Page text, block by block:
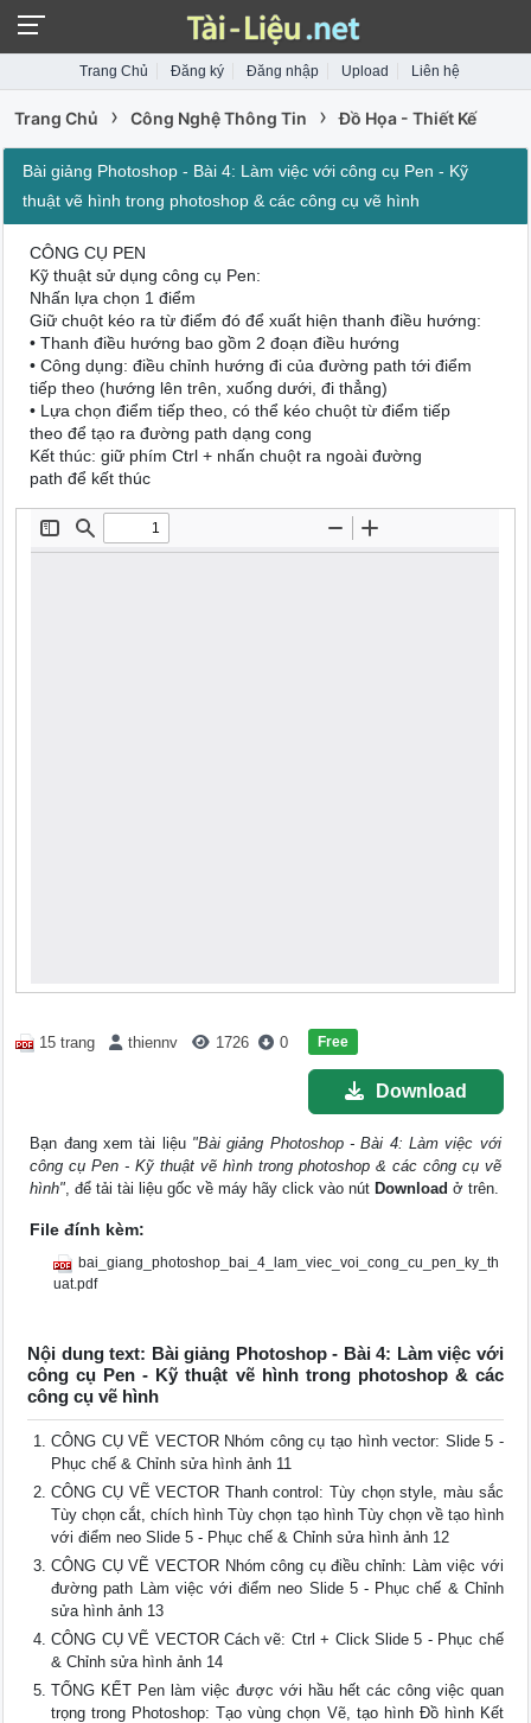
Trang Chủ Đăng ký Đăng nhập Upload Liên hệ
Trang Chủ › Công Nghệ Thông Tin › Đồ Họa - Thiết Kế
Bài giảng Photoshop - Bài 4: Làm việc với công cụ Pen - Kỹ
thuật vẽ hình trong photoshop & các công cụ vẽ hình
CÔNG CỤ PEN
Kỹ thuật sử dụng công cụ Pen:
Nhấn lựa chọn 1 điểm
Giữ chuột kéo ra từ điểm đó để xuất hiện thanh điều hướng:
• Thanh điều hướng bao gồm 2 đoạn điều hướng
• Công dụng: điều chỉnh hướng đi của đường path tới điểm
tiếp theo (hướng lên trên, xuống dưới, đi thẳng)
• Lựa chọn điểm tiếp theo, có thể kéo chuột từ điểm tiếp
theo để tạo ra đường path dạng cong
Kết thúc: giữ phím Ctrl + nhấn chuột ra ngoài đường
path để kết thúc
15 trang thiennv 1726 0 Free
Download
Bạn đang xem tài liệu "Bài giảng Photoshop - Bài 4: Làm việc với
công cụ Pen - Kỹ thuật vẽ hình trong photoshop & các công cụ vẽ
hình", để tải tài liệu gốc về máy hãy click vào nút Download ở trên.
File đính kèm:
bai_giang_photoshop_bai_4_lam_viec_voi_cong_cu_pen_ky_th
uat.pdf
Nội dung text: Bài giảng Photoshop - Bài 4: Làm việc với
công cụ Pen - Kỹ thuật vẽ hình trong photoshop & các
công cụ vẽ hình
CÔNG CỤ VẼ VECTOR Nhóm công cụ tạo hình vector: Slide 5 -
Phục chế & Chỉnh sửa hình ảnh 11
CÔNG CỤ VẼ VECTOR Thanh control: Tùy chọn style, màu sắc
Tùy chọn cắt, chích hình Tùy chọn tạo hình Tùy chọn về tạo hình
với điểm neo Slide 5 - Phục chế & Chỉnh sửa hình ảnh 12
CÔNG CỤ VẼ VECTOR Nhóm công cụ điều chỉnh: Làm việc với
đường path Làm việc với điểm neo Slide 5 - Phục chế & Chỉnh
sửa hình ảnh 13
CÔNG CỤ VẼ VECTOR Cách vẽ: Ctrl + Click Slide 5 - Phục chế
& Chỉnh sửa hình ảnh 14
TỔNG KẾT Pen làm việc được với hầu hết các công việc quan
trọng trong Photoshop: Tạo vùng chọn Vẽ, tạo hình Đồ hình Kết